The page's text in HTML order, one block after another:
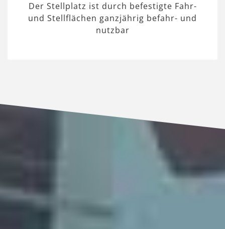
Der Stellplatz ist durch befestigte Fahr-
und Stellflächen ganzjährig befahr- und
nutzbar